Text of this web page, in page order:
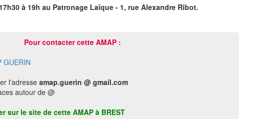
à 19h au Patronage Laïque - 1, rue Alexandre Ribot.
Pour contacter cette AMAP :
GUERIN
l'adresseamap.guerin @ gmail.com
autour de @
sur le site de cette AMAP à BREST